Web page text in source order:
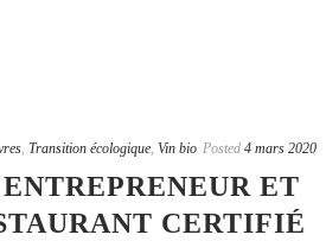
, Transition écologique, Vin bio Posted 4 mars 2020
ET
CERTIFIÉ